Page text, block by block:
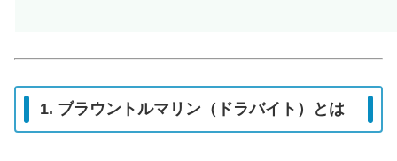
1. ブラウントルマリン（ドラバイト）とは